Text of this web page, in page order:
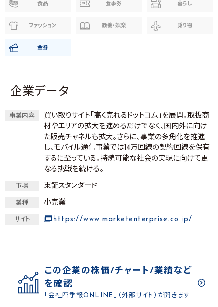
食品 食事券 暮らし
ファッション 教養・娯楽 乗り物
金券
企業データ
事業内容
買い取りサイト「高く売れるドットコム」を展開。取扱商
材やエリアの拡大を進めるだけでなく、国内外に向け
た販売チャネルも拡大。さらに、事業の多角化を推進
し、モバイル通信事業では14万回線の契約回線を保有
するに至っている。持続可能な社会の実現に向けて更
なる挑戦を続ける。
市場 東証スタンダード
業種 小売業
サイト https://www.marketenterprise.co.jp/
この企業の株価/チャート/業績など
を確認
「会社四季報ONLINE」（外部サイト）が開きます